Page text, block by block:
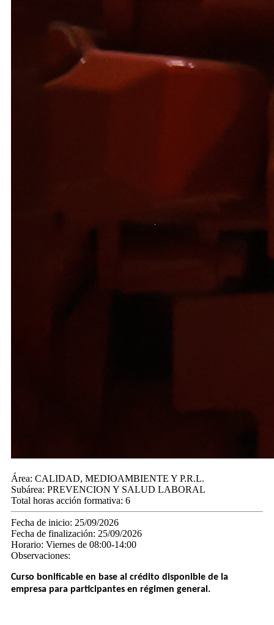
Área: CALIDAD, MEDIOAMBIENTE Y P.R.L.
Subárea: PREVENCION Y SALUD LABORAL
Total horas acción formativa: 6
Fecha de inicio: 25/09/2026
Fecha de finalización: 25/09/2026
Horario: Viernes de 08:00-14:00
Observaciones:
Curso bonificable en base al crédito disponible de la
empresa para participantes en régimen general.